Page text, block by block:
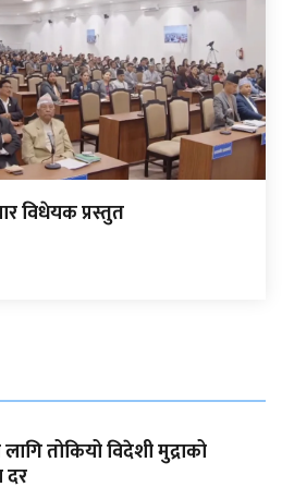
विधेयक प्रस्तुत
तोकियो विदेशी मुद्राको
दर